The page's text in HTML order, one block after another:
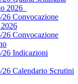
2026
26 Convocazione
26 Convocazione
26 Indicazioni
26 Calendario Scrutini